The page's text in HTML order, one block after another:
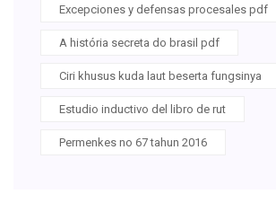
Excepciones y defensas procesales pdf
A história secreta do brasil pdf
Ciri khusus kuda laut beserta fungsinya
Estudio inductivo del libro de rut
Permenkes no 67 tahun 2016